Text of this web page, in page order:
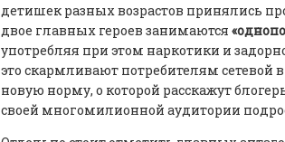
детишек разных возрастов принялись
двое главных героев занимаются
употребляя при этом наркотики и
это скармливают потребителям сетевой
новую норму, о которой расскажут
своей многомилионной аудитории